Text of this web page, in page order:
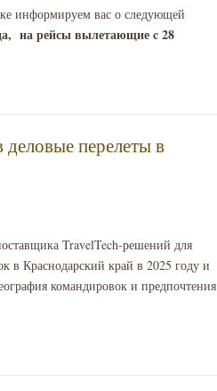
информируем вас о следующей
на рейсы вылетающие c 28
перелеты в
TravelTech-решений для
в Краснодарский край в 2025 году и
командировок и предпочтения